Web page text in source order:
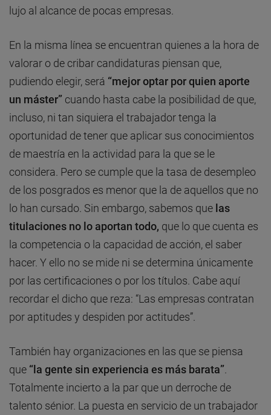
lujo al alcance de pocas empresas.
En la misma línea se encuentran quienes a la hora de
valorar o de cribar candidaturas piensan que,
pudiendo elegir, será “mejor optar por quien aporte
un máster” cuando hasta cabe la posibilidad de que,
incluso, ni tan siquiera el trabajador tenga la
oportunidad de tener que aplicar sus conocimientos
de maestría en la actividad para la que se le
considera. Pero se cumple que la tasa de desempleo
de los posgrados es menor que la de aquellos que no
lo han cursado. Sin embargo, sabemos que las
titulaciones no lo aportan todo, que lo que cuenta es
la competencia o la capacidad de acción, el saber
hacer. Y ello no se mide ni se determina únicamente
por las certificaciones o por los títulos. Cabe aquí
recordar el dicho que reza: “Las empresas contratan
por aptitudes y despiden por actitudes”.
También hay organizaciones en las que se piensa
que “la gente sin experiencia es más barata”.
Totalmente incierto a la par que un derroche de
talento sénior. La puesta en servicio de un trabajador